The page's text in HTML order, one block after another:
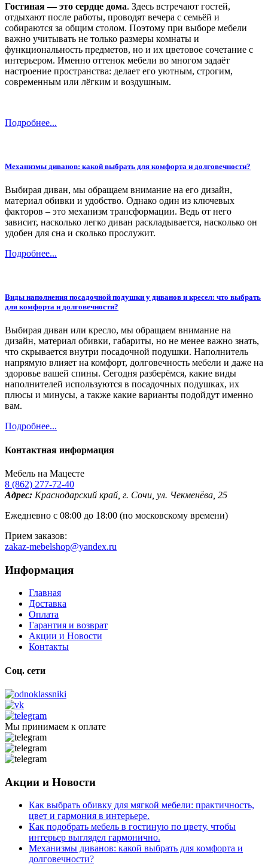
Гостиная — это сердце дома. Здесь встречают гостей,
отдыхают после работы, проводят вечера с семьёй и
собираются за общим столом. Поэтому при выборе мебели
важно учитывать не только размеры комнаты и
функциональность предметов, но и их цветовое сочетание с
интерьером. Именно оттенок мебели во многом задаёт
настроение пространства: делает его уютным, строгим,
современным или лёгким и воздушным.
Подробнее...
Механизмы диванов: какой выбрать для комфорта и долговечности?
Выбирая диван, мы обращаем внимание на его дизайн,
материал обивки и удобство. Однако один из ключевых
факторов – это механизм трансформации. Ведь от него
зависит, насколько легко диван раскладывается, насколько он
удобен для сна и сколько прослужит.
Подробнее...
Виды наполнения посадочной подушки у диванов и кресел: что выбрать
для комфорта и долговечности?
Выбирая диван или кресло, мы обращаем внимание на
дизайн, материал обивки, габариты, но не менее важно знать,
что скрывается внутри посадочной подушки. Наполнитель
напрямую влияет на комфорт, долговечность мебели и даже на
здоровье вашей спины. Сегодня разберёмся, какие виды
наполнителей используются в посадочных подушках, их
плюсы и минусы, а также какие варианты подойдут именно
вам.
Подробнее...
Контактная информация
Мебель на Мацесте
8 (862) 277-72-40
Адрес: Краснодарский край, г. Сочи, ул. Чекменёва, 25
Ежедневно с 08:00 до 18:00 (по московскому времени)
Прием заказов:
zakaz-mebelshop@yandex.ru
Информация
Главная
Доставка
Оплата
Гарантия и возврат
Акции и Новости
Контакты
Соц. сети
Мы принимаем к оплате
Акции и Новости
Как выбрать обивку для мягкой мебели: практичность,
цвет и гармония в интерьере.
Как подобрать мебель в гостиную по цвету, чтобы
интерьер выглядел гармонично.
Механизмы диванов: какой выбрать для комфорта и
долговечности?